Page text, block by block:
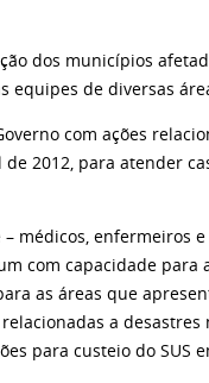
dos municípios
equipes de diversas
com ações
2012, para atender
médicos, enfermeiros
com capacidade para
as áreas que
a
para custeio do SUS